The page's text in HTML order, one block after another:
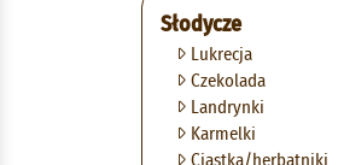
Słodycze
Lukrecja
Czekolada
Landrynki
Karmelki
Ciastka/herbatniki